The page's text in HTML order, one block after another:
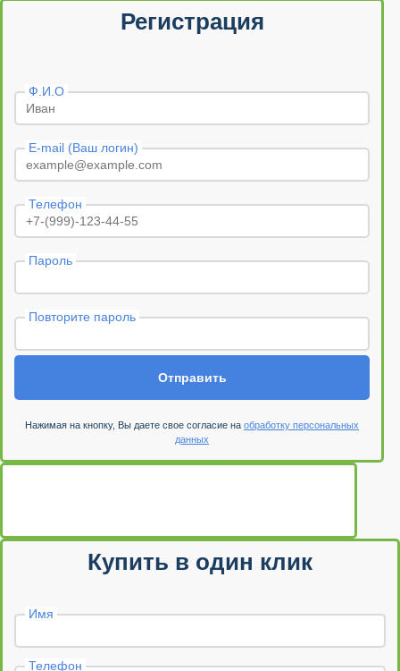
Регистрация
Ф.И.О
E-mail (Ваш логин)
Телефон
Пароль
Повторите пароль
Отправить
Нажимая на кнопку, Вы даете свое согласие на обработку персональных
данных
Купить в один клик
Имя
Телефон